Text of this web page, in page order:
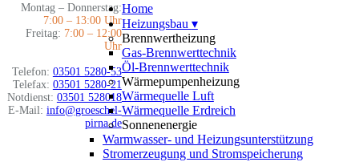
Montag – Donnerstag:
7:00 – 13:00 Uhr
Freitag: 7:00 – 12:00
Uhr
Telefon: 03501 5280-53
Telefax: 03501 5280-21
Notdienst: 03501 528018
E-Mail: info@groeschel-
pirna.de
Home
Heizungsbau ▾
Brennwertheizung
Gas-Brennwerttechnik
Öl-Brennwerttechnik
Wärmepumpenheizung
Wärmequelle Luft
Wärmequelle Erdreich
Sonnenenergie
Warmwasser- und Heizungsunterstützung
Stromerzeugung und Stromspeicherung